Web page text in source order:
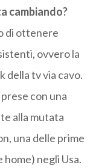
cambiando?
di ottenere
ovvero la
della tv via cavo.
con una
alla mutata
una delle prime
negli Usa.